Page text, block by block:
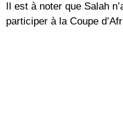
Il est à noter que Salah
participer à la Coupe